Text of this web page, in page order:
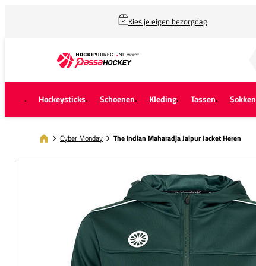
Kies je eigen bezorgdag
Hockeysticks Schoenen Kleding Tassen Sokken
Cyber Monday The Indian Maharadja Jaipur Jacket Heren